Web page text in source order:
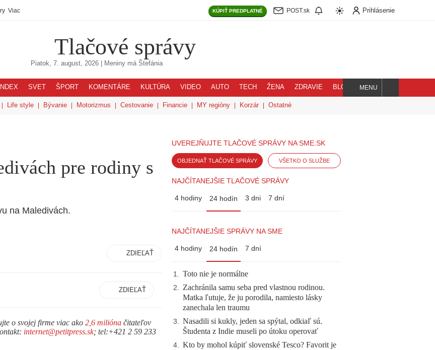
Viac KÚPIŤ PREDPLATNÉ POST.sk Prihlásenie
Tlačové správy
Piatok, 7. august, 2026 | Meniny má Štefánia
INDEX SVET ŠPORT KOMENTÁRE KULTÚRA VIDEO AUTO TECH ŽENA ZDRAVIE BLOG
Hľadaj
MENU
Life style Bývanie Motorizmus Cestovanie Financie MY regióny Korzár Ostatné
pre rodiny s
na Maledivách.
ZDIEĽAŤ
ZDIEĽAŤ
o svojej firme viac ako 2,6 milióna čitateľov
internet@petitpress.sk; tel:+421 2 59 233
UVEREJŇUJTE TLAČOVÉ SPRÁVY NA SME.SK
OBJEDNAŤ TLAČOVÉ SPRÁVY VŠETKO O SLUŽBE
NAJČÍTANEJŠIE TLAČOVÉ SPRÁVY
4 hodiny 24 hodín 3 dni 7 dní
NAJČÍTANEJŠIE SPRÁVY NA SME
4 hodiny 24 hodín 7 dní
1. Toto nie je normálne
2. Zachránila samu seba pred vlastnou rodinou.
Matka ľutuje, že ju porodila, namiesto lásky
zanechala len traumu
3. Nasadili si kukly, jeden sa spýtal, odkiaľ sú.
Študenta z Indie museli po útoku operovať
4. Kto by mohol kúpiť slovenské Tesco? Favorit je